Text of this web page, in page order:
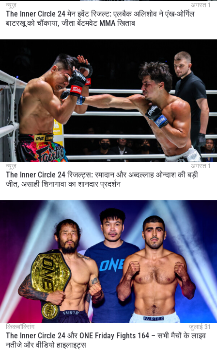
न्यूज़ अगस्त 1
The Inner Circle 24 मेन इवेंट रिजल्ट: एलबैक अलिशोव ने एंख-ओर्गिल
बाटरखू को चौंकाया, जीता बेंटमवेट MMA खिताब
न्यूज़ अगस्त 1
The Inner Circle 24 रिजल्ट्स: रमादान और अब्दल्लाह ओन्दाश की बड़ी
जीत, असाही शिनागावा का शानदार प्रदर्शन
किकबॉक्सिंग जुलाई 31
The Inner Circle 24 और ONE Friday Fights 164 – सभी मैचों के लाइव
नतीजे और वीडियो हाइलाइट्स